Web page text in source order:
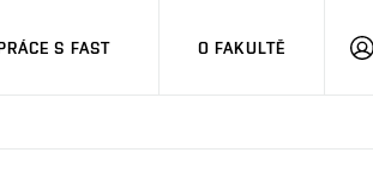
S FAST O FAKULTĚ